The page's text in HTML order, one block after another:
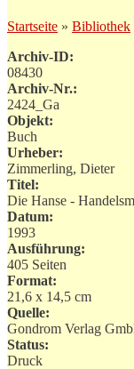
Startseite » Bibliothek
Archiv-ID:
08430
Archiv-Nr.:
2424_Ga
Objekt:
Buch
Urheber:
Zimmerling, Dieter
Titel:
Die Hanse -
Datum:
1993
Ausführung:
405 Seiten
Format:
21,6 x 14,5 cm
Quelle:
Gondrom Verlag
Status:
Druck